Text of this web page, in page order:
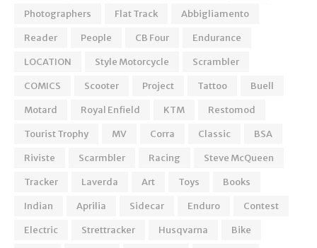
Photographers
Flat Track
Abbigliamento
Reader
People CB Four
Endurance
LOCATION
Style Motorcycle
Scrambler
COMICS
Scooter Project Tattoo
Buell
Motard
Royal Enfield KTM
Restomod
Tourist Trophy
MV Corra Classic
BSA
Riviste
Scarmbler Racing
Steve McQueen
Tracker
Laverda Art Toys
Books
Indian
Aprilia Sidecar Enduro
Contest
Electric
Strettracker Husqvarna
Bike